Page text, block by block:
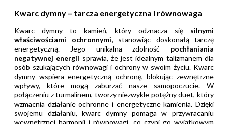
Kwarc dymny – tarcza energetyczna i równowaga
Kwarc dymny to kamień, który odznacza się silnymi
właściwościami ochronnymi,stanowiąc doskonałą tarczę
energetyczną. Jego unikalna zdolność pochłaniania
negatywnej energii sprawia, że jest idealnym talizmanem dla
osób szukających równowagi i ochrony w swoim życiu. Kwarc
dymny wspiera energetyczną ochronę, blokując zewnętrzne
wpływy, które mogą zaburzać nasze samopoczucie. W
połączeniu z turmalinem, tworzy niezwykle potężny duet, który
wzmacnia działanie ochronne i energetyczne kamienia. Dzięki
swojemu działaniu, kwarc dymny pomaga w przywracaniu
wewnętrznej harmonii i równowagi, co czyni go wyjątkowym